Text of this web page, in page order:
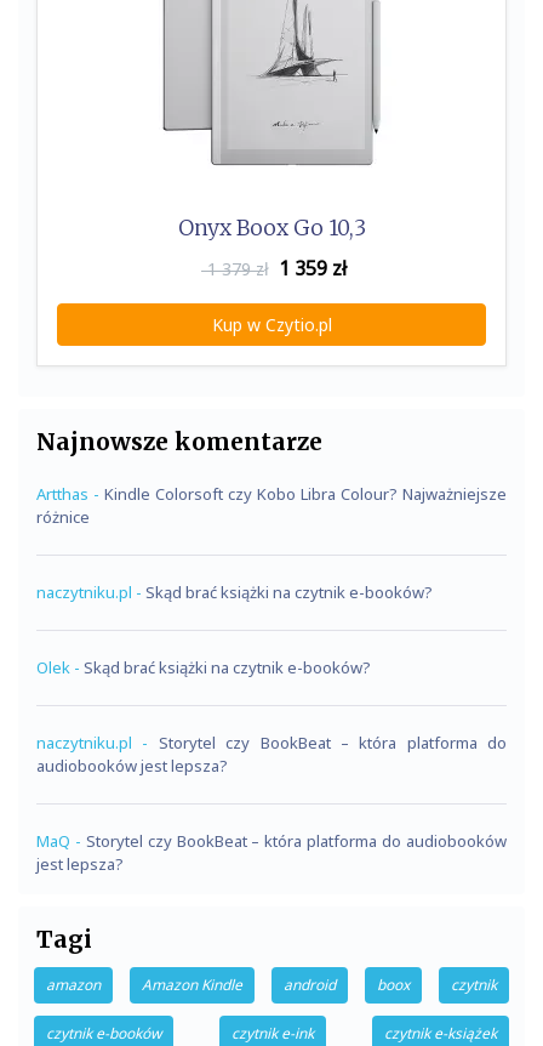
Onyx Boox Go 10,3
1 379 zł 1 359zł
Kup w Czytio.pl
Najnowsze komentarze
Artthas - Kindle Colorsoft czy Kobo Libra Colour? Najważniejsze
różnice
naczytniku.pl - Skąd brać książki na czytnik e-booków?
Olek - Skąd brać książki na czytnik e-booków?
naczytniku.pl - Storytel czy BookBeat – która platforma do
audiobooków jest lepsza?
MaQ - Storytel czy BookBeat – która platforma do audiobooków
jest lepsza?
Tagi
amazon Amazon Kindle android boox czytnik
czytnik e-booków czytnik e-ink czytnik e-książek